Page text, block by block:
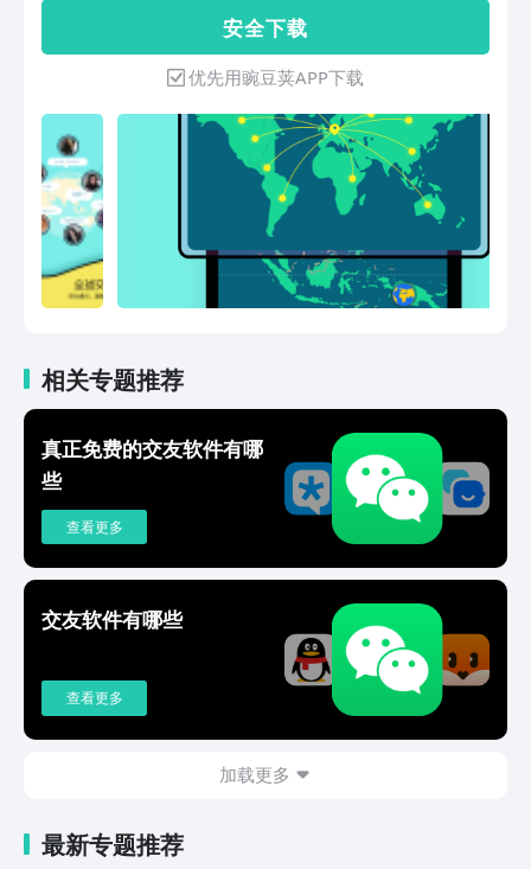
菲律宾、越南、阿根廷、克罗地亚、摩洛
哥等等100多个国家的朋友。在这里，你
可以和外国人视频聊天、语音聊天、文字
聊天，只需要用你的母语就能和外国人交
友，不管是文字聊天，还是视频交友，语
音交友，都有实时翻译，不用担心语言不
通。在这里模拟旅行的形式交友，让你体
验飞到各个国家旅行交友。可以随机视频
聊天匹配同性或者异性朋友。交朋友、脱
单、谈恋爱、找对象、找女朋友、找男朋
友，找个外国人谈场跨国网恋，恋爱奔
现，上Togoo，真实的全球社交聊天软
是黑夜都有全球友人陪你聊天。Togoo自
带翻译工具，支持全球100多种语言即时
语、韩语、越南语、乌克兰语、俄罗斯
语、西班牙语、法语、葡萄牙语、德语、
意大利语、阿拉伯语、泰语等等，你只需
要用你的母语，系统会自动翻译成外语，
任何想法，欢迎联系我们QQ群：
676244282邮箱：togoo@zerophil.com
安 全 下 载
优先用豌豆荚APP下载
相关专题推荐
真正免费的交友软件有哪
些
查看更多
交友软件有哪些
查看更多
加载更多
最新专题推荐